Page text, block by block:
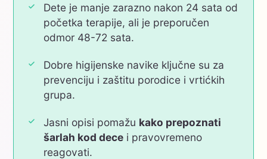
Dete je manje zarazno nakon 24 sata od
početka terapije, ali je preporučen
odmor 48-72 sata.
Dobre higijenske navike ključne su za
prevenciju i zaštitu porodice i vrtićkih
grupa.
Jasni opisi pomažu kako prepoznati
šarlah kod dece i pravovremeno
reagovati.